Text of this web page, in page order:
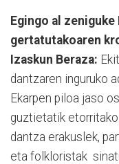
Egingo al
gertatutakoaren
Izaskun Beraza:
dantzaren inguruko
Ekarpen piloa jaso
guztietatik etorritako
dantza erakuslek,
eta folkloristak